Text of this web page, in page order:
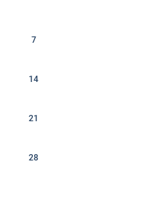
7
14
21
28